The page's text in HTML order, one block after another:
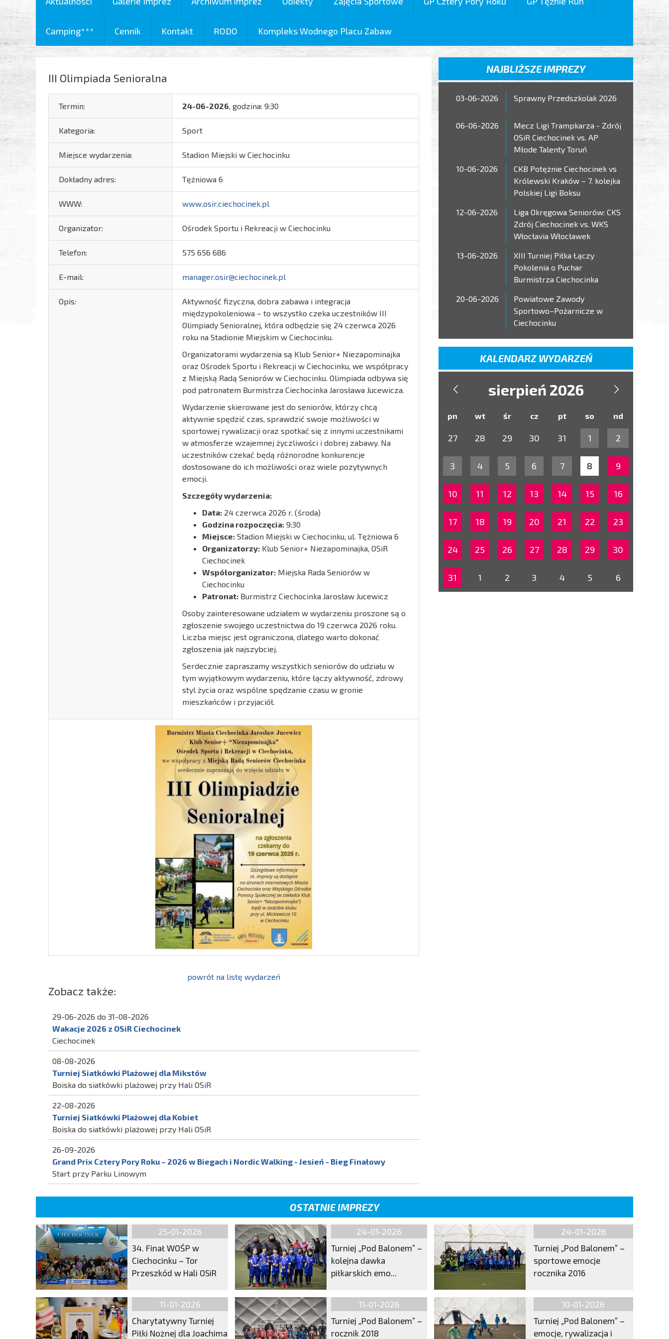
Camping*** Cennik Kontakt RODO Kompleks Wodnego Placu Zabaw
III Olimpiada Senioralna
Termin: 24-06-2026, godzina: 9:30
Kategoria: Sport
Miejsce wydarzenia: Stadion Miejski w Ciechocinku
Dokładny adres: Tężniowa 6
WWW: www.osir.ciechocinek.pl
Organizator: Ośrodek Sportu i Rekreacji w Ciechocinku
Telefon: 575 656 686
E-mail: manager.osir@ciechocinek.pl
Opis:
Aktywność fizyczna, dobra zabawa i integracja
międzypokoleniowa – to wszystko czeka uczestników III
Olimpiady Senioralnej, która odbędzie się 24 czerwca 2026
roku na Stadionie Miejskim w Ciechocinku.
Organizatorami wydarzenia są Klub Senior+ Niezapominajka
oraz Ośrodek Sportu i Rekreacji w Ciechocinku, we współpracy
z Miejską Radą Seniorów w Ciechocinku. Olimpiada odbywa się
pod patronatem Burmistrza Ciechocinka Jarosława Jucewicza.
Wydarzenie skierowane jest do seniorów, którzy chcą
aktywnie spędzić czas, sprawdzić swoje możliwości w
sportowej rywalizacji oraz spotkać się z innymi uczestnikami
w atmosferze wzajemnej życzliwości i dobrej zabawy. Na
uczestników czekać będą różnorodne konkurencje
dostosowane do ich możliwości oraz wiele pozytywnych
emocji.
Szczegóły wydarzenia:
Data: 24 czerwca 2026 r. (środa)
Godzina rozpoczęcia: 9:30
Miejsce: Stadion Miejski w Ciechocinku, ul. Tężniowa 6
Organizatorzy: Klub Senior+ Niezapominajka, OSiR
Ciechocinek
Współorganizator: Miejska Rada Seniorów w
Ciechocinku
Patronat: Burmistrz Ciechocinka Jarosław Jucewicz
Osoby zainteresowane udziałem w wydarzeniu proszone są o
zgłoszenie swojego uczestnictwa do 19 czerwca 2026 roku.
Liczba miejsc jest ograniczona, dlatego warto dokonać
zgłoszenia jak najszybciej.
Serdecznie zapraszamy wszystkich seniorów do udziału w
tym wyjątkowym wydarzeniu, które łączy aktywność, zdrowy
styl życia oraz wspólne spędzanie czasu w gronie
mieszkańców i przyjaciół.
powrót na listę wydarzeń
Zobacz także:
29-06-2026 do 31-08-2026
Wakacje 2026 z OSiR Ciechocinek
Ciechocinek
08-08-2026
Turniej Siatkówki Plażowej dla Mikstów
Boiska do siatkówki plażowej przy Hali OSiR
22-08-2026
Turniej Siatkówki Plażowej dla Kobiet
Boiska do siatkówki plażowej przy Hali OSiR
26-09-2026
Grand Prix Cztery Pory Roku – 2026 w Biegach i Nordic Walking - Jesień - Bieg Finałowy
Start przy Parku Linowym
NAJBLIŻSZE IMPREZY
03-06-2026 Sprawny Przedszkolak 2026
06-06-2026
Mecz Ligi Trampkarza - Zdrój
OSiR Ciechocinek vs. AP
Młode Talenty Toruń
10-06-2026
CKB Potężnie Ciechocinek vs
Królewski Kraków – 7. kolejka
Polskiej Ligi Boksu
12-06-2026
Liga Okręgowa Seniorów: CKS
Zdrój Ciechocinek vs. WKS
Włocłavia Włocławek
13-06-2026
XIII Turniej Piłka Łączy
Pokolenia o Puchar
Burmistrza Ciechocinka
20-06-2026
Powiatowe Zawody
Sportowo–Pożarnicze w
Ciechocinku
KALENDARZ WYDARZEŃ
 sierpień 2026 
pn wt śr cz pt so nd
27 28 29 30 31 1 2
3 4 5 6 7 8 9
10 11 12 13 14 15 16
17 18 19 20 21 22 23
24 25 26 27 28 29 30
31 1 2 3 4 5 6
OSTATNIE IMPREZY
25-01-2026
34. Finał WOŚP w
Ciechocinku – Tor
Przeszkód w Hali OSiR
24-01-2026
Turniej „Pod Balonem” –
kolejna dawka
piłkarskich emo...
24-01-2026
Turniej „Pod Balonem” –
sportowe emocje
rocznika 2016
11-01-2026
Charytatywny Turniej
Piłki Nożnej dla Joachima
11-01-2026
Turniej „Pod Balonem” –
rocznik 2018
10-01-2026
Turniej „Pod Balonem” –
emocje, rywalizacja i